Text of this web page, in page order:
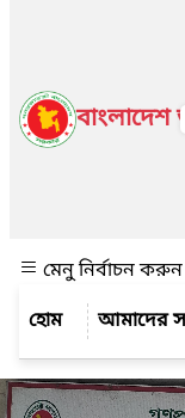
বাংলাদেশ
মেনু নির্বাচন করুন
আমাদের